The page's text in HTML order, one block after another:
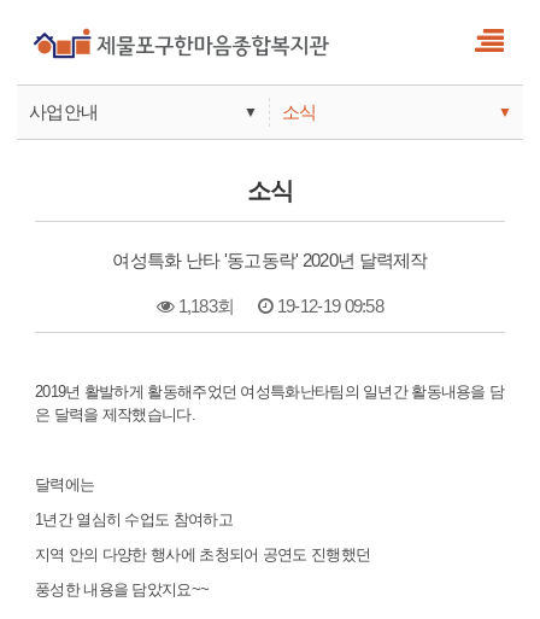
사업안내 ▼
기관안내
소식 ▼
서비스
참여
소식
여성특화 난타 '동고동락' 2020년 달력제작
1,183회 19-12-19 09:58
2019년 활발하게 활동해주었던 여성특화난타팀의 일년간 활동내용을 담
은 달력을 제작했습니다.
달력에는
1년간 열심히 수업도 참여하고
지역 안의 다양한 행사에 초청되어 공연도 진행했던
풍성한 내용을 담았지요~~